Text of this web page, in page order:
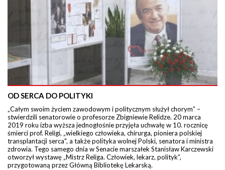
OD SERCA DO POLITYKI
„Całym swoim życiem zawodowym i politycznym służył chorym” –
stwierdzili senatorowie o profesorze Zbigniewie Relidze. 20 marca
2019 roku izba wyższa jednogłośnie przyjęła uchwałę w 10. rocznicę
śmierci prof. Religi, „wielkiego człowieka, chirurga, pioniera polskiej
transplantacji serca", a także polityka wolnej Polski, senatora i ministra
zdrowia. Tego samego dnia w Senacie marszałek Stanisław Karczewski
otworzył wystawę „Mistrz Religa. Człowiek, lekarz, polityk”,
przygotowaną przez Główną Bibliotekę Lekarską.